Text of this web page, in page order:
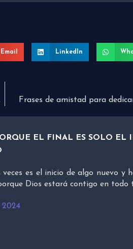
Email LinkedIn
Frases de amistad para
EL FINAL ES SOLO EL
veces es el inicio de algo nuevo y
Dios estará contigo en todo
2024